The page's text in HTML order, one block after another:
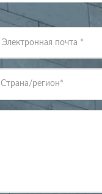
Электронная почта *
Страна/регион*